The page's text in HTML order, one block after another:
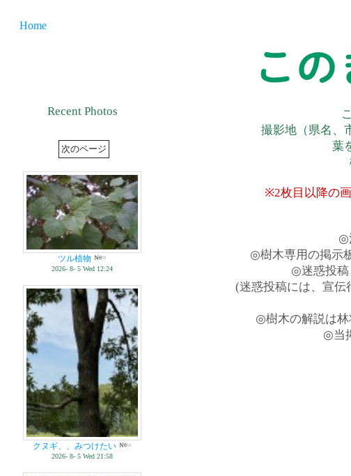
Home
Recent Photos
ツル植物
2026- 8- 5 Wed 12:24
クヌギ、、みつけたい
2026- 8- 5 Wed 21:58
撮影地（県名、
葉
※2枚目以降の
◎
◎樹木専用の掲示
◎迷惑投稿
(迷惑投稿には、宣伝
◎樹木の解説は林
◎当